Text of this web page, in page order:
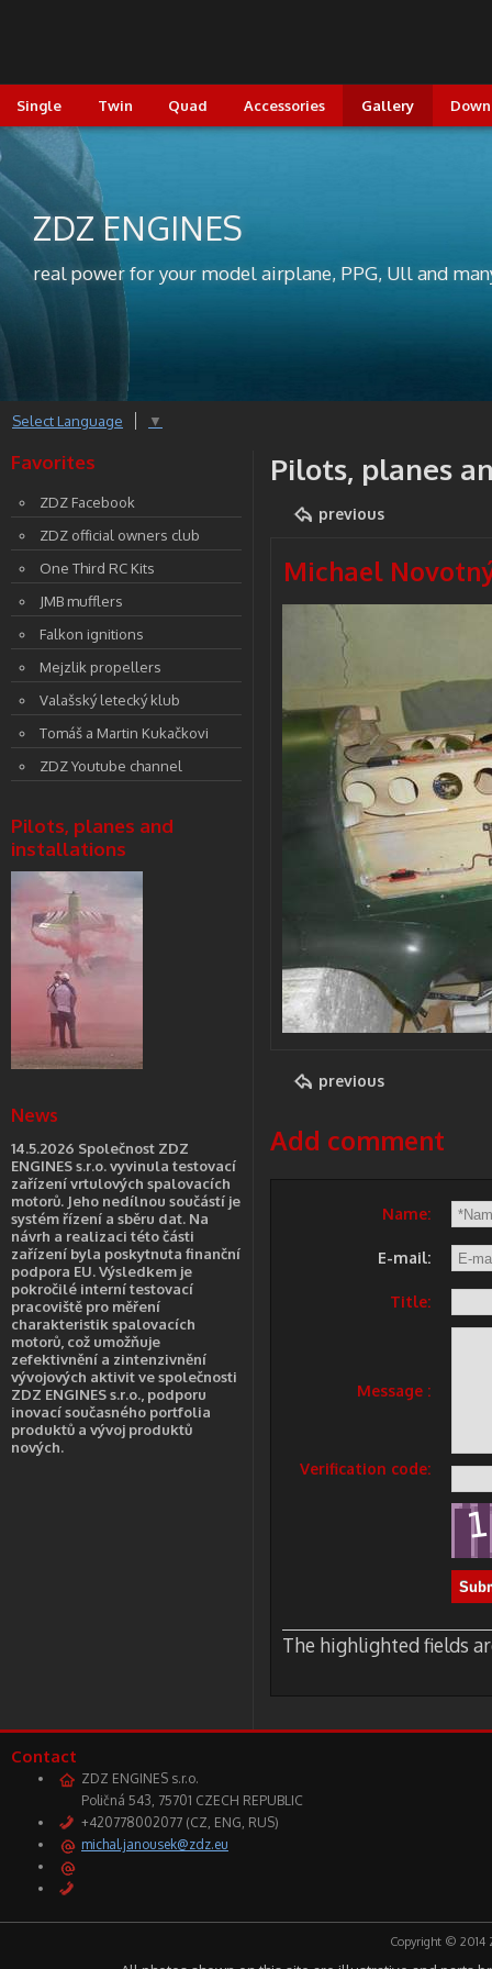
Single Twin Quad Accessories Gallery
ZDZ ENGINES
real power for your model airplane, PPG, Ull and
Pilots, planes
previous
Michael
previous
Add comment
Name:
E-mail:
Title:
Message :
Verification code:
The highlighted fields
Select Language ▼
Favorites
ZDZ Facebook
ZDZ official owners club
One Third RC Kits
JMB mufflers
Falkon ignitions
Mejzlik propellers
Valašský letecký klub
Tomáš a Martin Kukačkovi
ZDZ Youtube channel
Pilots, planes and
installations
News
14.5.2026 Společnost ZDZ
ENGINES s.r.o. vyvinula testovací
zařízení vrtulových spalovacích
motorů. Jeho nedílnou součástí je
systém řízení a sběru dat. Na
návrh a realizaci této části
zařízení byla poskytnuta finanční
podpora EU. Výsledkem je
pokročilé interní testovací
pracoviště pro měření
charakteristik spalovacích
motorů, což umožňuje
zefektivnění a zintenzivnění
vývojových aktivit ve společnosti
ZDZ ENGINES s.r.o., podporu
inovací současného portfolia
produktů a vývoj produktů
nových.
Contact
ZDZ ENGINES s.r.o.
Poličná 543, 75701 CZECH REPUBLIC
+420778002077 (CZ, ENG, RUS)
michal.janousek@zdz.eu
Copyright © 2014